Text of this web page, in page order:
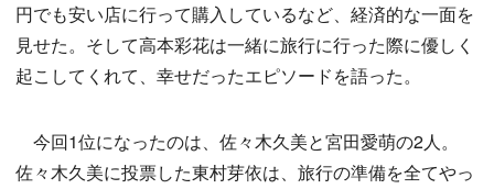
円でも安い店に行って購入しているなど、経済的な一面を
見せた。そして高本彩花は一緒に旅行に行った際に優しく
起こしてくれて、幸せだったエピソードを語った。
今回1位になったのは、佐々木久美と宮田愛萌の2人。
佐々木久美に投票した東村芽依は、旅行の準備を全てやっ